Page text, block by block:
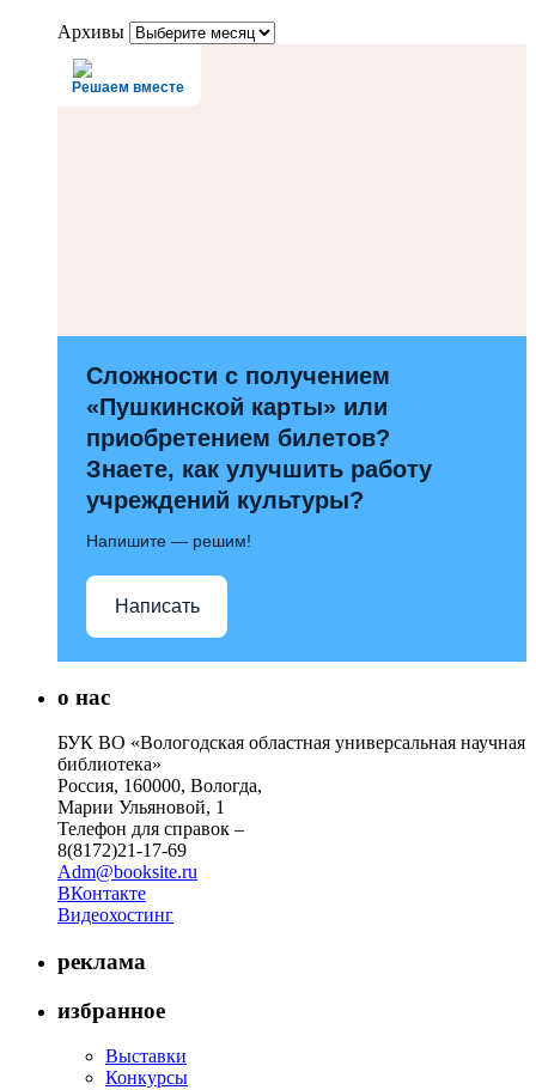
Архивы
Решаем вместе
Сложности с получением
«Пушкинской карты» или
приобретением билетов?
Знаете, как улучшить работу
учреждений культуры?
Напишите — решим!
Написать
о нас
БУК ВО «Вологодская областная универсальная научная
библиотека»
Россия, 160000, Вологда,
Марии Ульяновой, 1
Телефон для справок –
8(8172)21-17-69
Adm@booksite.ru
ВКонтакте
Видеохостинг
реклама
избранное
Выставки
Конкурсы